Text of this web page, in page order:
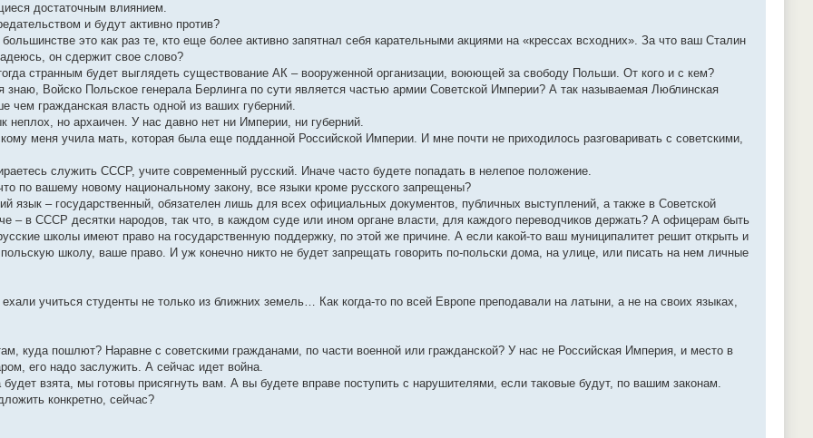
достаточным влиянием.
и будут активно против?
это как раз те, кто еще более активно запятнал себя карательными акциями на «крессах всходних». За что ваш Сталин
он сдержит свое слово?
странным будет выглядеть существование АК – вооруженной организации, воюющей за свободу Польши. От кого и с кем?
знаю, Войско Польское генерала Берлинга по сути является частью армии Советской Империи? А так называемая Люблинская
чем гражданская власть одной из ваших губерний.
неплох, но архаичен. У нас давно нет ни Империи, ни губерний.
меня учила мать, которая была еще подданной Российской Империи. И мне почти не приходилось разговаривать с советскими,
служить СССР, учите современный русский. Иначе часто будете попадать в нелепое положение.
по вашему новому национальному закону, все языки кроме русского запрещены?
язык – государственный, обязателен лишь для всех официальных документов, публичных выступлений, а также в Советской
– в СССР десятки народов, так что, в каждом суде или ином органе власти, для каждого переводчиков держать? А офицерам быть
школы имеют право на государственную поддержку, по этой же причине. А если какой-то ваш муниципалитет решит открыть и
школу, ваше право. И уж конечно никто не будет запрещать говорить по-польски дома, на улице, или писать на нем личные
учиться студенты не только из ближних земель… Как когда-то по всей Европе преподавали на латыни, а не на своих языках,
куда пошлют? Наравне с советскими гражданами, по части военной или гражданской? У нас не Российская Империя, и место в
его надо заслужить. А сейчас идет война.
взята, мы готовы присягнуть вам. А вы будете вправе поступить с нарушителями, если таковые будут, по вашим законам.
конкретно, сейчас?